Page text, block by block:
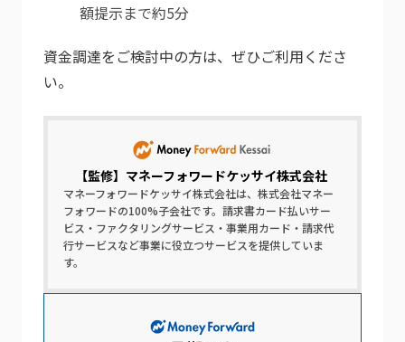
額提示まで約5分
資金調達をご検討中の方は、ぜひご利用くださ
い。
【監修】 マネーフォワードケッサイ株式会社
マネーフォワードケッサイ株式会社は、株式会社マネー
フォワードの100%子会社です。請求書カード払いサー
ビス・ファクタリングサービス・事業用カード・請求代
行サービスなど事業に役立つサービスを提供していま
す。